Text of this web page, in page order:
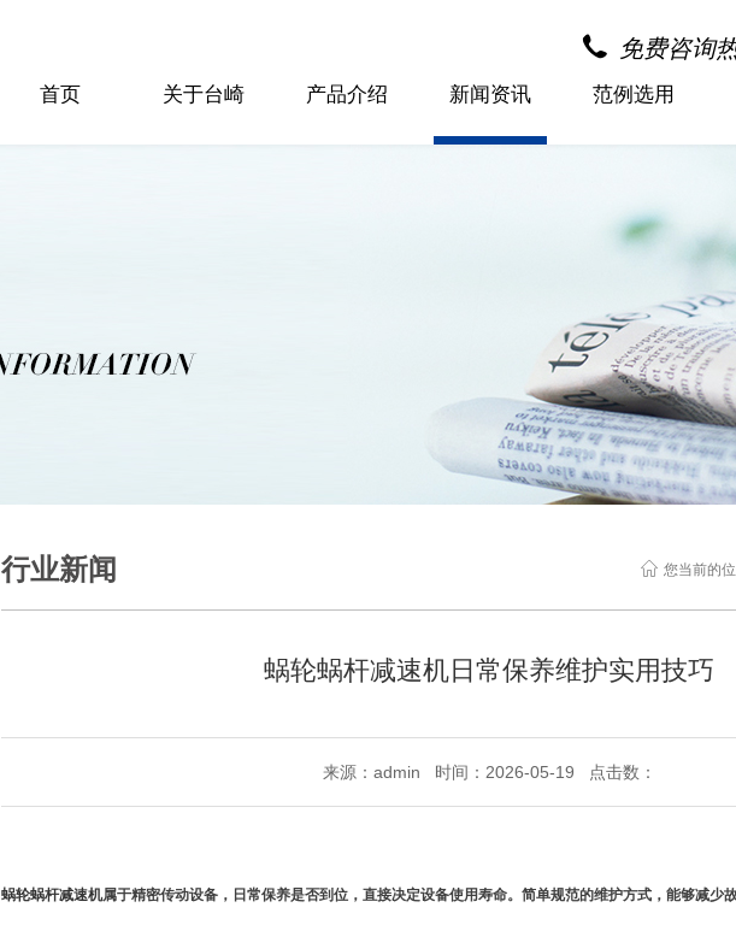
首页 关于台崎 产品介绍 新闻资讯 范例选用
免费咨询
行业新闻 您当前的位
蜗轮蜗杆减速机日常保养维护实用技巧
来源：admin 时间：2026-05-19 点击数：
蜗轮蜗杆减速机属于精密传动设备，日常保养是否到位，直接决定设备使用寿命。简单规范的维护方式，能够减少